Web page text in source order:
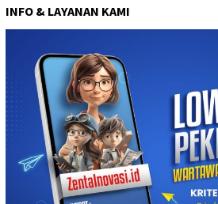
INFO & LAYANAN KAMI